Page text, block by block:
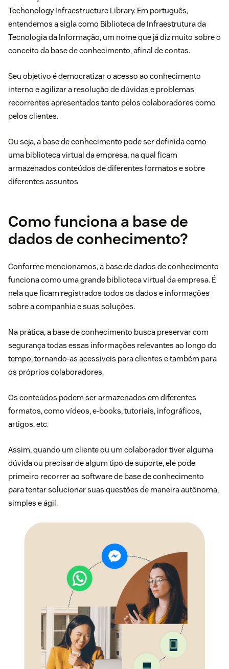
Techonology Infraestructure Library. Em português,
entendemos a sigla como Biblioteca de Infraestrutura da
Tecnologia da Informação, um nome que já diz muito sobre o
conceito da base de conhecimento, afinal de contas.
Seu objetivo é democratizar o acesso ao conhecimento
interno e agilizar a resolução de dúvidas e problemas
recorrentes apresentados tanto pelos colaboradores como
pelos clientes.
Ou seja, a base de conhecimento pode ser definida como
uma biblioteca virtual da empresa, na qual ficam
armazenados conteúdos de diferentes formatos e sobre
diferentes assuntos
Como funciona a base de
dados de conhecimento?
Conforme mencionamos, a base de dados de conhecimento
funciona como uma grande biblioteca virtual da empresa. É
nela que ficam registrados todos os dados e informações
sobre a companhia e suas soluções.
Na prática, a base de conhecimento busca preservar com
segurança todas essas informações relevantes ao longo do
tempo, tornando-as acessíveis para clientes e também para
os próprios colaboradores.
Os conteúdos podem ser armazenados em diferentes
formatos, como vídeos, e-books, tutoriais, infográficos,
artigos, etc.
Assim, quando um cliente ou um colaborador tiver alguma
dúvida ou precisar de algum tipo de suporte, ele pode
primeiro recorrer ao software de base de conhecimento
para tentar solucionar suas questões de maneira autônoma,
simples e ágil.